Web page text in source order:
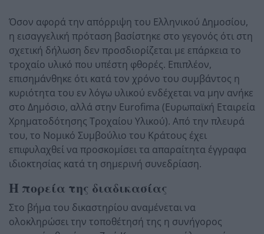
Όσον αφορά την απόρριψη του Ελληνικού Δημοσίου,
η εισαγγελική πρόταση βασίστηκε στο γεγονός ότι στη
σχετική δήλωση δεν προσδιορίζεται με επάρκεια το
τροχαίο υλικό που υπέστη φθορές. Επιπλέον,
επισημάνθηκε ότι κατά τον χρόνο του συμβάντος η
κυριότητα του εν λόγω υλικού ενδέχεται να μην ανήκε
στο Δημόσιο, αλλά στην Eurofima (Ευρωπαϊκή Εταιρεία
Χρηματοδότησης Τροχαίου Υλικού). Από την πλευρά
του, το Νομικό Συμβούλιο του Κράτους έχει
επιφυλαχθεί να προσκομίσει τα απαραίτητα έγγραφα
ιδιοκτησίας κατά τη σημερινή συνεδρίαση.
Η πορεία της διαδικασίας
Στο βήμα του δικαστηρίου αναμένεται να
ολοκληρώσει την τοποθέτησή της η συνήγορος